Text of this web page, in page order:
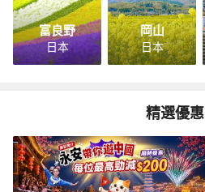
富良野
日本
岡山
日本
精選優惠